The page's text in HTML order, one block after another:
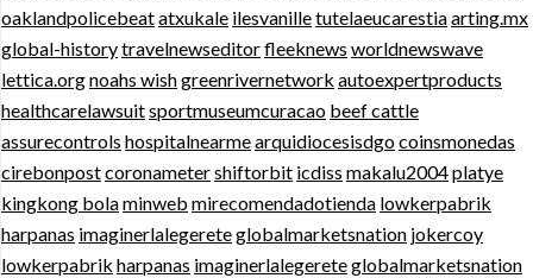
oaklandpolicebeatatxukale ilesvanilletutelaeucarestiaarting.mx
global-historytravelnewseditorfleeknews worldnewswave
lettica.orgnoahs wishgreenrivernetwork autoexpertproducts
healthcarelawsuitsportmuseumcuracao beef cattle
assurecontrols hospitalnearmearquidiocesisdgocoinsmonedas
cirebonpostcoronametershiftorbit icdiss makalu2004platye
kingkong bolaminweb mirecomendadotienda lowkerpabrik
harpanas imaginerlalegereteglobalmarketsnation jokercoy
lowkerpabrik harpanas imaginerlalegereteglobalmarketsnation